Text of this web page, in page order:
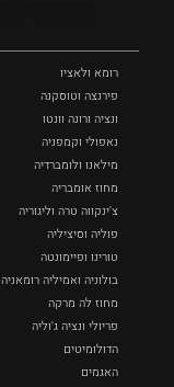
רומא ולאציו
פירנצה וטוסקנה ‏
ונציה ורונה וונטו
נאפולי‏ וקמפניה
מילאנו ולומברדיה
מחוז אומבריה
צ'ינקווה טרה וליגוריה
פוליה וסיציליה ‏
טורינו ופיימונטה
בולוניה ואמיליה רומאניה
מחוז לה מרקה
פריולי ונציה ג'וליה
הדולומיטים
האגמים